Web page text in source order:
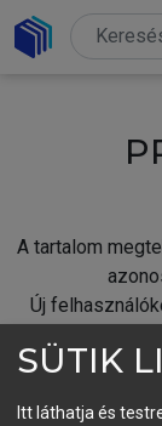
A tartalom
Új
SÜTIK
Itt láthatja és